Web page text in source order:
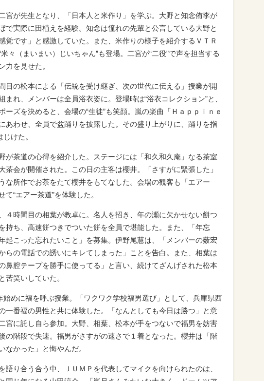
宮が先生となり、「日本人と米作り」を学ぶ。大野と知念侑李が
で実際に田植えを経験。知念は憧れの先輩と公言している大野と
覚です」と感激していた。また、米作りの様子を紹介するＶＴＲ
々（まいまい）じいちゃん”も登場。二宮が“二役”で声を担当する
力を見せた。
目の松本による「伝統を受け継ぎ、次の世代に伝える」授業が開
まれ、メンバーは全員浴衣姿に。登場時は“浴衣コレクション”と、
ーズを決めると、会場の“生徒”も笑顔。嵐の楽曲「Ｈａｐｐｉｎｅ
あわせ、全員で盆踊りを披露した。その盛り上がりに、踊りを指
けた。
が茶道の心得を紹介した。ステージには「和久和久庵」なる茶室
茶会が開催された。この日の主客は櫻井。「さすがに緊張した」
な所作でお茶をたて櫻井をもてなした。会場の観客も「エアー
“エアー茶道”を体験した。
４時間目の相葉が教卓に。名人を招き、年の瀬に欠かせない餅つ
持ち、高速餅つきでついた餅を全員で堪能した。また、「年忘
起こった忘れたいこと」を募集。伊野尾慧は、「メンバーの薮宏
らの電話での誘いにキレてしまった」ことを告白。また、相葉は
鼻腔テープを勝手に使ってる」と言い、続けてざんげされた松本
苦笑いしていた。
始めに福を呼ぶ授業。「ワクワク学校福男選び」として、兵庫県西
一番福の男性と共に体験した。「なんとしても今日は勝つ」と意
宮に託し自ら参加。大野、相葉、松本が手をつないで福男を妨害
の階段で失速。福男がさすがの速さで１着となった。櫻井は「階
なかった」と悔やんだ。
り合う合う中、ＪＵＭＰを代表してマイクを向けられたのは、